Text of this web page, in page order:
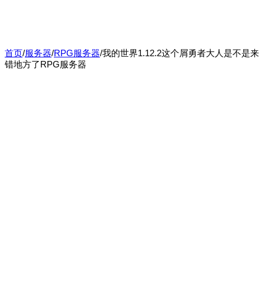
首页/服务器/RPG服务器/我的世界1.12.2这个屑勇者大人是不是来
错地方了RPG服务器